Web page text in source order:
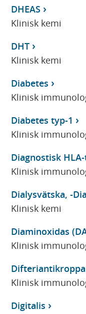
DHEAS
Klinisk kemi
DHT
Klinisk kemi
Diabetes
Klinisk
Diabetes typ-1
Klinisk
Diagnostisk
Klinisk
Dialysvätska, -Dia
Klinisk kemi
Diaminoxidas
Klinisk
Klinisk
Digitalis